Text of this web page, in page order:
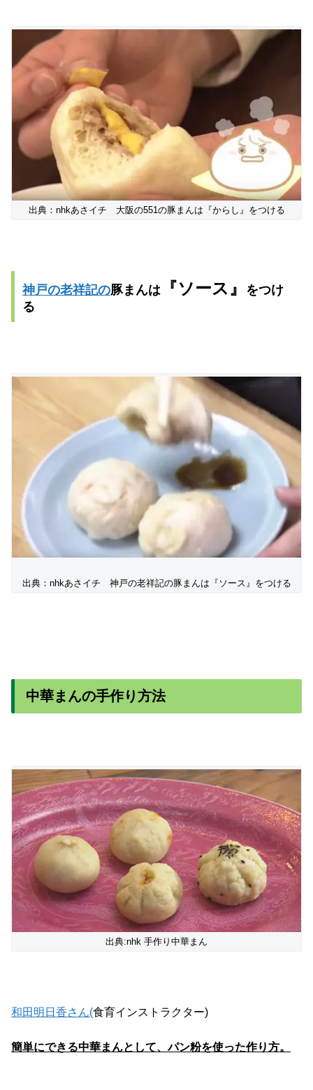
出典：nhkあさイチ 大阪の551の豚まんは『からし』をつける
神戸の老祥記の豚まんは『ソース』 をつけ
る
出典：nhkあさイチ 神戸の老祥記の豚まんは『ソース』をつける
中華まんの手作り方法
出典:nhk 手作り中華まん
和田明日香さん(食育インストラクター)
簡単にできる中華まんとして、パン粉を使った作り方。